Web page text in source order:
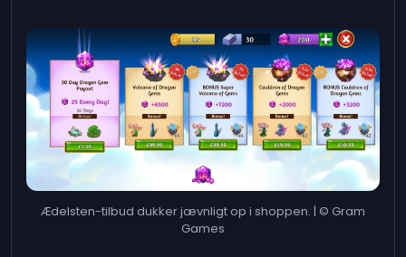
Ædelsten-tilbud dukker jævnligt op i shoppen. | © Gram
Games